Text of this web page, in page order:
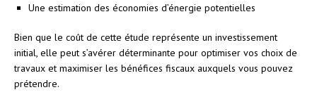
Une estimation des économies d’énergie potentielles
Bien que le coût de cette étude représente un investissement
initial, elle peut s’avérer déterminante pour optimiser vos choix de
travaux et maximiser les bénéfices fiscaux auxquels vous pouvez
prétendre.